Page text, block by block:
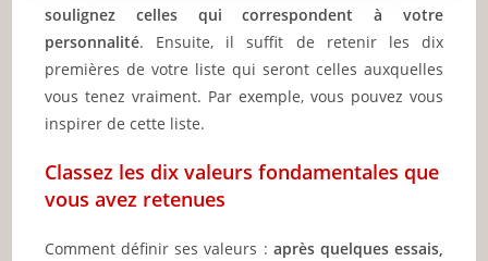
soulignez celles qui correspondent à votre
personnalité. Ensuite, il suffit de retenir les dix
premières de votre liste qui seront celles auxquelles
vous tenez vraiment. Par exemple, vous pouvez vous
inspirer de cette liste.
Classez les dix valeurs fondamentales que
vous avez retenues
Comment définir ses valeurs : après quelques essais,